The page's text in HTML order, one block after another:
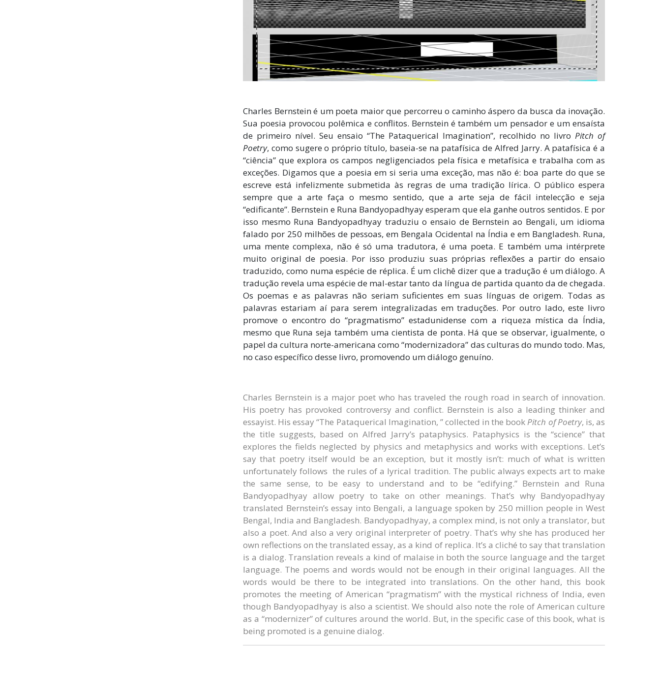
Charles Bernstein é um poeta maior que percorreu o caminho áspero da busca da inovação.
Sua poesia provocou polêmica e conflitos. Bernstein é também um pensador e um ensaísta
de primeiro nível. Seu ensaio “The Pataquerical Imagination”, recolhido no livro Pitch of
Poetry, como sugere o próprio título, baseia-se na patafísica de Alfred Jarry. A patafísica é a
“ciência” que explora os campos negligenciados pela física e metafísica e trabalha com as
exceções. Digamos que a poesia em si seria uma exceção, mas não é: boa parte do que se
escreve está infelizmente submetida às regras de uma tradição lírica. O público espera
sempre que a arte faça o mesmo sentido, que a arte seja de fácil intelecção e seja
“edificante”. Bernstein e Runa Bandyopadhyayesperam que ela ganhe outros sentidos. E por
isso mesmo Runa Bandyopadhyay traduziu o ensaio de Bernstein ao Bengali, um idioma
falado por 250 milhões de pessoas, em Bengala Ocidental na Índia e em Bangladesh. Runa,
uma mente complexa, não é só uma tradutora, é uma poeta. E também uma intérprete
muito original de poesia. Por isso produziu suas próprias reflexões a partir do ensaio
traduzido, como numa espécie de réplica. É um clichê dizer que a tradução é um diálogo. A
tradução revela uma espécie de mal-estar tanto da língua de partida quanto da de chegada.
Os poemas e as palavras não seriam suficientes em suas línguas de origem. Todas as
palavras estariam aí para serem integralizadas em traduções. Por outro lado, este livro
promove o encontro do “pragmatismo” estadunidense com a riqueza mística da Índia,
mesmo que Runa seja também uma cientista de ponta. Há que se observar, igualmente, o
papel da cultura norte-americana como “modernizadora” das culturas do mundo todo. Mas,
no caso específico desse livro, promovendo um diálogo genuíno.
Charles Bernstein is a major poet who has traveled the rough road in search of innovation.
His poetry has provoked controversy and conflict. Bernstein is also a leading thinker and
essayist. His essay “The Pataquerical Imagination, ” collected in the book Pitch of Poetry, is, as
the title suggests, based on Alfred Jarry’s pataphysics. Pataphysics is the “science” that
explores the fields neglected by physics and metaphysics and works with exceptions. Let’s
say that poetry itself would be an exception, but it mostly isn’t: much of what is written
unfortunately follows the rules of a lyrical tradition. The public always expects art to make
the same sense, to be easy to understand and to be “edifying.” Bernstein and Runa
Bandyopadhyay allow poetry to take on other meanings. That’s why Bandyopadhyay
translated Bernstein’s essay into Bengali, a language spoken by 250 million people in West
Bengal, India and Bangladesh. Bandyopadhyay, a complex mind, is not only a translator, but
also a poet. And also a very original interpreter of poetry. That’s why she has produced her
own reflections on the translated essay, as a kind of replica. It’s a cliché to say that translation
is a dialog. Translation reveals a kind of malaise in both the source language and the target
language. The poems and words would not be enough in their original languages. All the
words would be there to be integrated into translations. On the other hand, this book
promotes the meeting of American “pragmatism” with the mystical richness of India, even
though Bandyopadhyay is also a scientist. We should also note the role of American culture
as a “modernizer” of cultures around the world. But, in the specific case of this book, what is
being promoted is a genuine dialog.